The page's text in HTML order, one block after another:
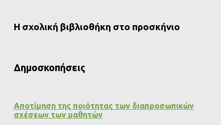
Η σχολική βιβλιοθήκη στο προσκήνιο
Δημοσκοπήσεις
Αποτίμηση της ποιότητας των διαπροσωπικών
σχέσεων των μαθητών